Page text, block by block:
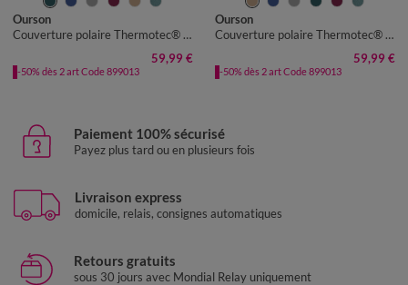
Ourson
Couverture polaire Thermotec® 350 g/m²
59,99 €
-50% dès 2 art Code 899013
Ourson
Couverture polaire Thermotec® 350 g/m²
59,99 €
-50% dès 2 art Code 899013
Paiement 100% sécurisé
Payez plus tard ou en plusieurs fois
Livraison express
domicile, relais, consignes automatiques
Retours gratuits
sous 30 jours avec Mondial Relay uniquement